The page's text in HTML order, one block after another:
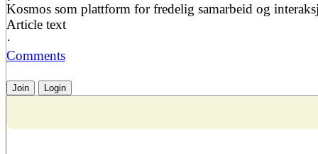
Kosmos som plattform for fredelig samarbeid og
Article text
·
Comments
Join Login